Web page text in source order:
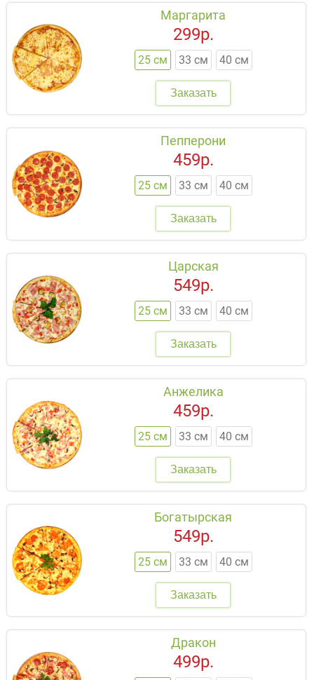
Маргарита
25 см 33 см 40 см
299р.
Заказать
Пепперони
25 см 33 см 40 см
459р.
Заказать
Царская
25 см 33 см 40 см
549р.
Заказать
Анжелика
25 см 33 см 40 см
459р.
Заказать
Богатырская
25 см 33 см 40 см
549р.
Заказать
Дракон
499р.